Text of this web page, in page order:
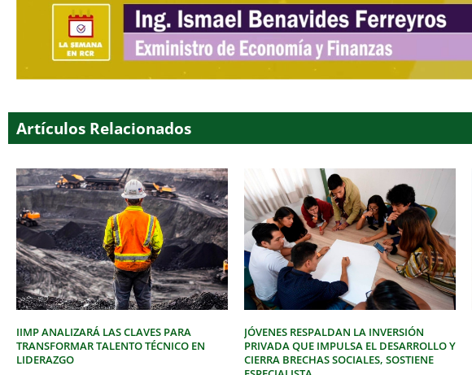
Artículos Relacionados
IIMP ANALIZARÁ LAS CLAVES PARA
TRANSFORMAR TALENTO TÉCNICO EN
LIDERAZGO
JÓVENES RESPALDAN LA INVERSIÓN
PRIVADA QUE IMPULSA EL DESARROLLO Y
CIERRA BRECHAS SOCIALES, SOSTIENE